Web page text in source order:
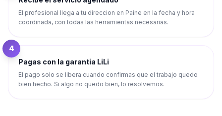
El profesional llega a tu direccion en Paine en la fecha y hora
coordinada, con todas las herramientas necesarias.
4
Pagas con la garantia LiLi
El pago solo se libera cuando confirmas que el trabajo quedo
bien hecho. Si algo no quedo bien, lo resolvemos.